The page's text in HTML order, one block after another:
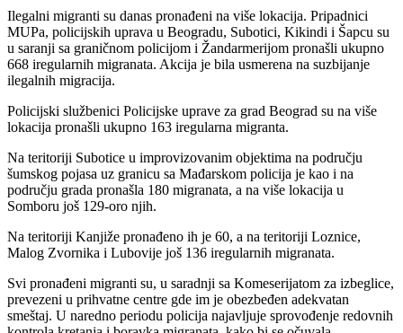
Ilegalni migranti su danas pronađeni na više lokacija. Pripadnici
MUPa, policijskih uprava u Beogradu, Subotici, Kikindi i Šapcu su
u saranji sa graničnom policijom i Žandarmerijom pronašli ukupno
668 iregularnih migranata. Akcija je bila usmerena na suzbijanje
ilegalnih migracija.
Policijski službenici Policijske uprave za grad Beograd su na više
lokacija pronašli ukupno 163 iregularna migranta.
Na teritoriji Subotice u improvizovanim objektima na području
šumskog pojasa uz granicu sa Mađarskom policija je kao i na
području grada pronašla 180 migranata, a na više lokacija u
Somboru još 129-oro njih.
Na teritoriji Kanjiže pronađeno ih je 60, a na teritoriji Loznice,
Malog Zvornika i Lubovije još 136 iregularnih migranata.
Svi pronađeni migranti su, u saradnji sa Komeserijatom za izbeglice,
prevezeni u prihvatne centre gde im je obezbeđen adekvatan
smeštaj. U naredno periodu policija najavljuje sprovođenje redovnih